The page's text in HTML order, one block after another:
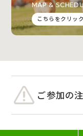
MAP &
こちらをクリック
ご参加の